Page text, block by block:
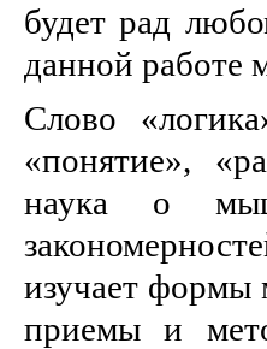
будет рад
данной работе
Слово
«понятие»,
наука о
изучает формы
приемы и